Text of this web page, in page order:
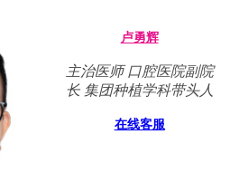
卢勇辉
主治医师 口腔医院副院
长 集团种植学科带头人
在线客服